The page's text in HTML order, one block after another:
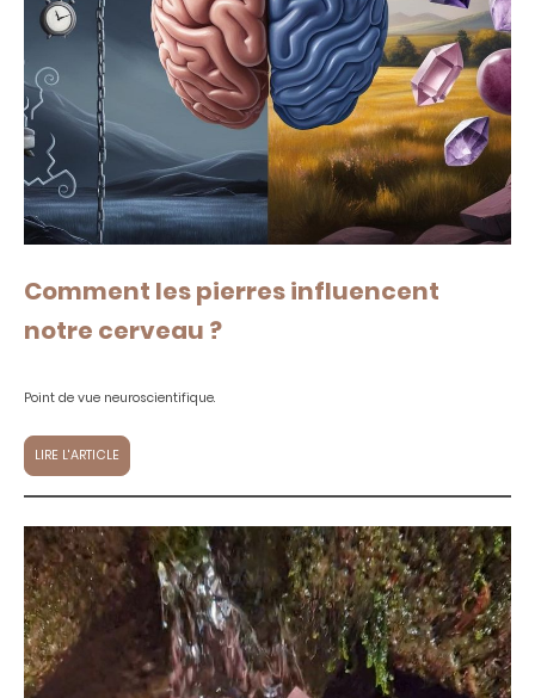
Comment les pierres influencent
notre cerveau ?
Point de vue neuroscientifique.
LIRE L'ARTICLE